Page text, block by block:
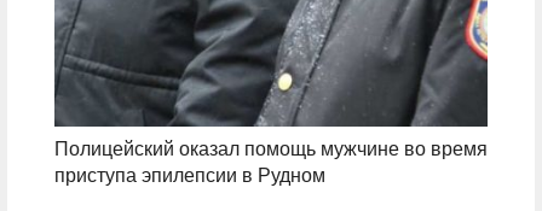
Полицейский оказал помощь мужчине во время
приступа эпилепсии в Рудном